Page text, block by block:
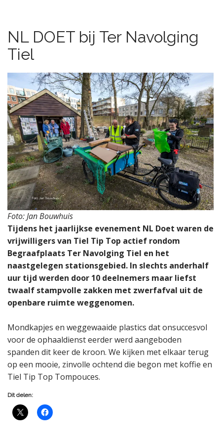
NL DOET bij Ter Navolging
Tiel
Foto: Jan Bouwhuis
Tijdens het jaarlijkse evenement NL Doet waren de
vrijwilligers van Tiel Tip Top actief rondom
Begraafplaats Ter Navolging Tiel en het
naastgelegen stationsgebied. In slechts anderhalf
uur tijd werden door 10 deelnemers maar liefst
twaalf stampvolle zakken met zwerfafval uit de
openbare ruimte weggenomen.
Mondkapjes en weggewaaide plastics dat onsuccesvol
voor de ophaaldienst eerder werd aangeboden
spanden dit keer de kroon. We kijken met elkaar terug
op een mooie, zinvolle ochtend die begon met koffie en
Tiel Tip Top Tompouces.
Dit delen: